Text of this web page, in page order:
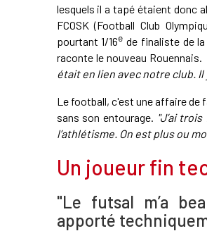
lesquels il a tapé étaient donc
FCOSK (Football Club
pourtant 1/16e de finaliste de la
raconte le nouveau Rouennais.
était en lien avec notre club. Il
Le football, c'est une affaire de
sans son entourage. "J’ai
l’athlétisme. On est plus ou
Un joueur fin
"Le futsal m’a
apporté